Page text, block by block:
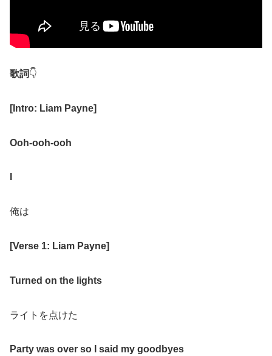
歌詞👇
[Intro: Liam Payne]
Ooh-ooh-ooh
俺は
[Verse 1: Liam Payne]
Turned on the lights
ライトを点けた
Party was over so I said my goodbyes